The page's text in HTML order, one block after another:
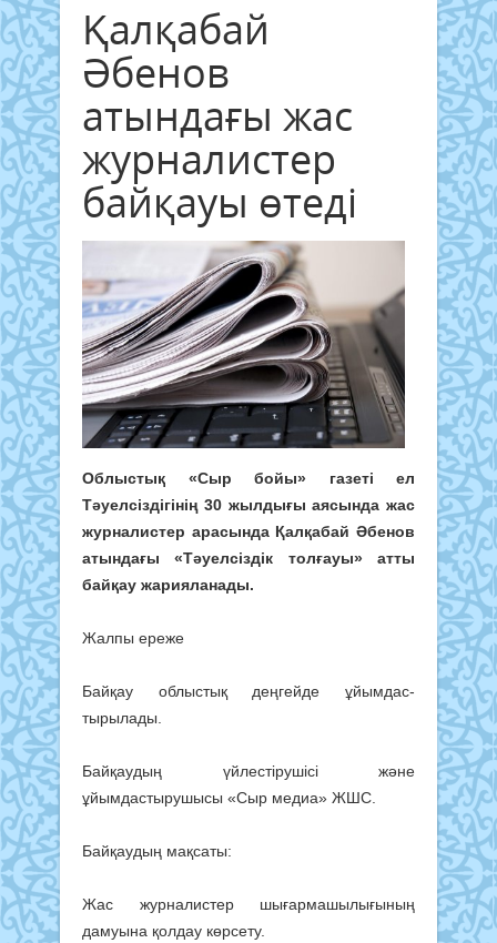
Қалқабай
Әбенов
атындағы жас
журналистер
байқауы өтеді
Облыстық «Сыр бойы» газеті ел
Тәуелсіздігінің 30 жылдығы аясында жас
журналистер арасында Қалқабай Әбенов
атын­дағы «Тәуелсіздік толғауы» атты
байқау жарияланады.
Жалпы ереже
Байқау облыстық дең­гейде ұйым­дас­
тырылады.
Байқаудың үйлестірушісі және
ұйымдастырушысы «Сыр медиа» ЖШС.
Байқаудың мақсаты:
Жас журналистер шығар­ма­шы­лы­ғының
дамуына қолдау көрсету.